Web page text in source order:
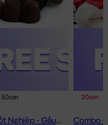
50cm
Gấu Bông Tốt Nghiệp - Gấu Teddy tốt nghiệp lông xù màu Nâu
20cm